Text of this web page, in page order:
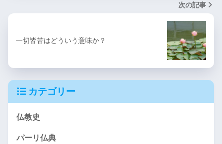
次の記事
一切皆苦はどういう意味か？
カテゴリー
仏教史
パーリ仏典